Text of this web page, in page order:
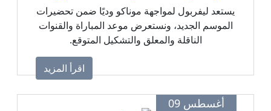
يستعد ليفربول لمواجهة موناكو وديًا ضمن تحضيرات
الموسم الجديد، ونستعرض موعد المباراة والقنوات
الناقلة والمعلق والتشكيل المتوقع.
اقرأ المزيد
أغسطس 09